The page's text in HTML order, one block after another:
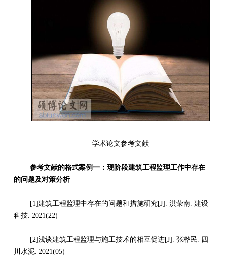
	学术论文参考文献
参考文献的格式案例一：现阶段建筑工程监理工作中存在
的问题及对策分析
科技. 2021(22)
川水泥. 2021(05)